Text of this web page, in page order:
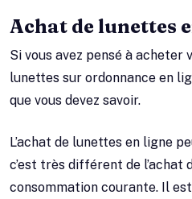
Achat de lunettes
Si vous avez pensé à
lunettes sur ordonnance en
que vous devez savoir.
L’achat de lunettes en ligne
c’est très différent de l’achat
consommation courante. Il